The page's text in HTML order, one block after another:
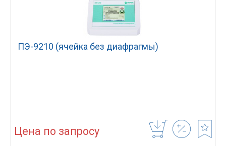
ПЭ-9210 (ячейка без диафрагмы)
Цена по запросу